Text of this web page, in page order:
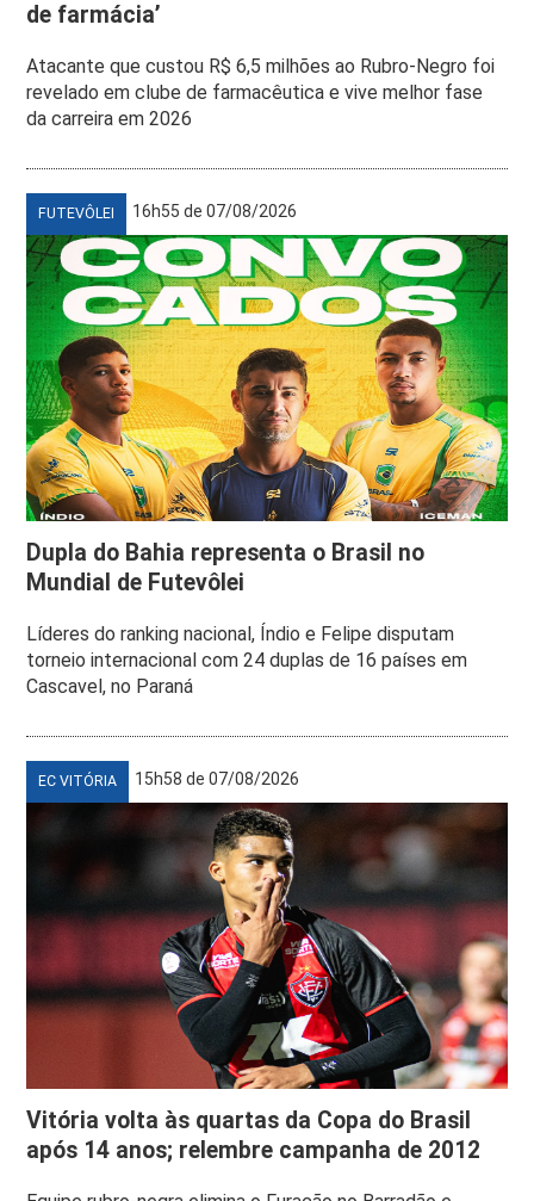
de farmácia’
Atacante que custou R$ 6,5 milhões ao Rubro-Negro foi
revelado em clube de farmacêutica e vive melhor fase
da carreira em 2026
FUTEVÔLEI 16h55 de 07/08/2026
Dupla do Bahia representa o Brasil no
Mundial de Futevôlei
Líderes do ranking nacional, Índio e Felipe disputam
torneio internacional com 24 duplas de 16 países em
Cascavel, no Paraná
EC VITÓRIA 15h58 de 07/08/2026
Vitória volta às quartas da Copa do Brasil
após 14 anos; relembre campanha de 2012